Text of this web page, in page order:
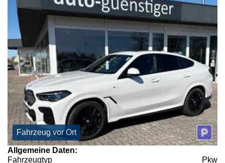
Fahrzeug vor Ort
Allgemeine Daten:
Fahrzeugtyp
Pkw